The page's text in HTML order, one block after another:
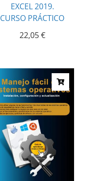
EXCEL 2019.
CURSO PRÁCTICO
22,05€